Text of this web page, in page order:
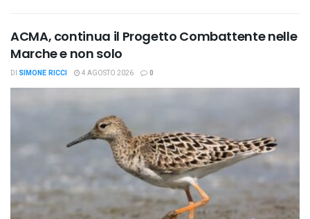
ACMA, continua il Progetto Combattente nelle
Marche e non solo
DI SIMONE RICCI 4 AGOSTO 2026 0